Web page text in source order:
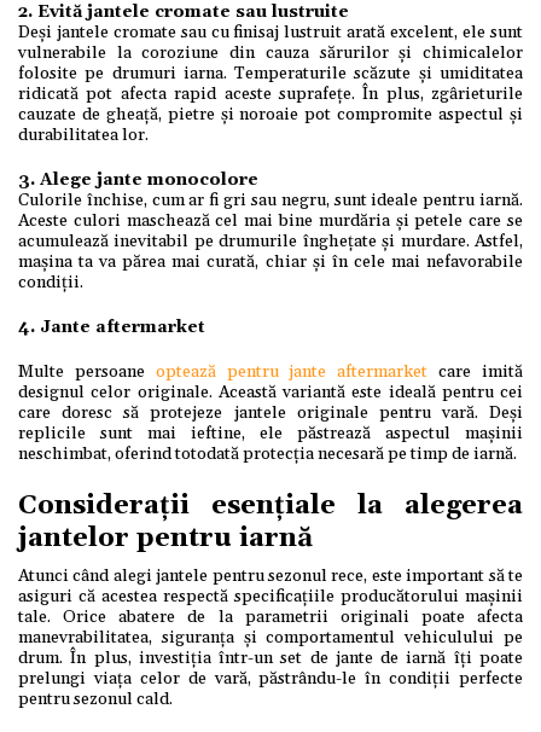
2. Evită jantele cromate sau lustruite
Deși jantele cromate sau cu finisaj lustruit arată excelent, ele sunt
vulnerabile la coroziune din cauza sărurilor și chimicalelor
folosite pe drumuri iarna. Temperaturile scăzute și umiditatea
ridicată pot afecta rapid aceste suprafețe. În plus, zgârieturile
cauzate de gheață, pietre și noroaie pot compromite aspectul și
durabilitatea lor.
3. Alege jante monocolore
Culorile închise, cum ar fi gri sau negru, sunt ideale pentru iarnă.
Aceste culori maschează cel mai bine murdăria și petele care se
acumulează inevitabil pe drumurile înghețate și murdare. Astfel,
mașina ta va părea mai curată, chiar și în cele mai nefavorabile
condiții.
4. Jante aftermarket
Multe persoane optează pentru jante aftermarket care imită
designul celor originale. Această variantă este ideală pentru cei
care doresc să protejeze jantele originale pentru vară. Deși
replicile sunt mai ieftine, ele păstrează aspectul mașinii
neschimbat, oferind totodată protecția necesară pe timp de iarnă.
Considerații esențiale la alegerea
jantelor pentru iarnă
Atunci când alegi jantele pentru sezonul rece, este important să te
asiguri că acestea respectă specificațiile producătorului mașinii
tale. Orice abatere de la parametrii originali poate afecta
manevrabilitatea, siguranța și comportamentul vehiculului pe
drum. În plus, investiția într-un set de jante de iarnă îți poate
prelungi viața celor de vară, păstrându-le în condiții perfecte
pentru sezonul cald.